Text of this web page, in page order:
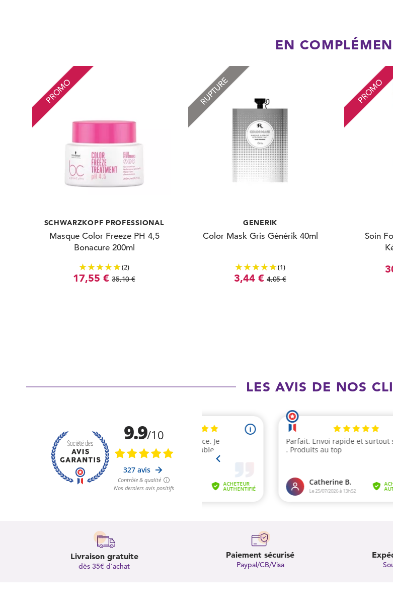
EN
PROMO
SCHWARZKOPF PROFESSIONAL
Masque Color Freeze PH 4,5
Bonacure 200ml
(2)
17,55 € 35,10 €
RUPTURE
GENERIK
Color Mask Gris Générik 40ml
(1)
3,44 € 4,05 €
PROMO
Soin
LES AVIS DE NOS
Livraison gratuite
dès 35€ d’achat
Paiement sécurisé
Paypal/CB/Visa